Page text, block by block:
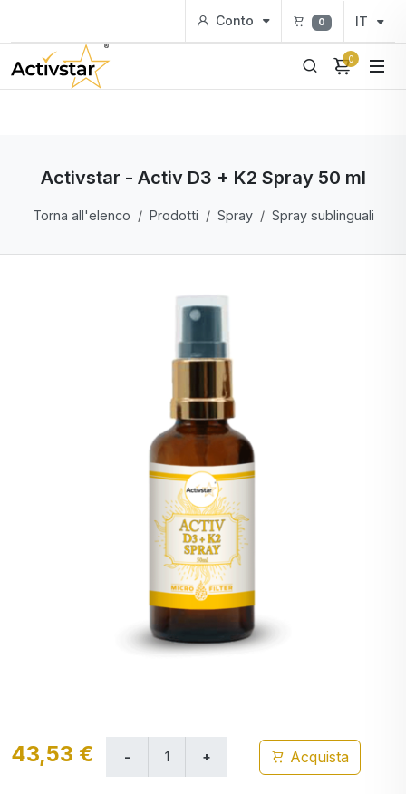
Conto 0 IT
0
Activstar - Activ D3 + K2 Spray 50 ml
Torna all'elenco Prodotti Spray Spray sublinguali
43,53 € Acquista